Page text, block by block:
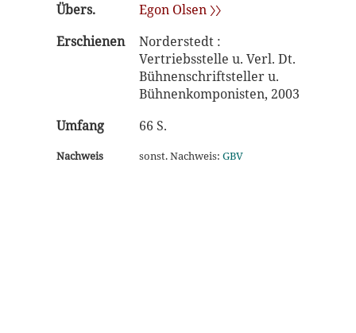
Übers.
Egon Olsen 〉〉
Erschienen
Norderstedt :
Vertriebsstelle u. Verl. Dt.
Bühnenschriftsteller u.
Bühnenkomponisten, 2003
Umfang
66 S.
Nachweis sonst. Nachweis: GBV